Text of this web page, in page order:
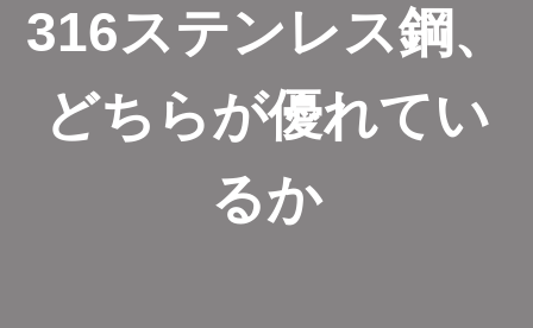
316ステンレス鋼、
どちらが優れてい
るか